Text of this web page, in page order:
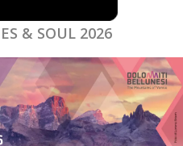
& SOUL 2026